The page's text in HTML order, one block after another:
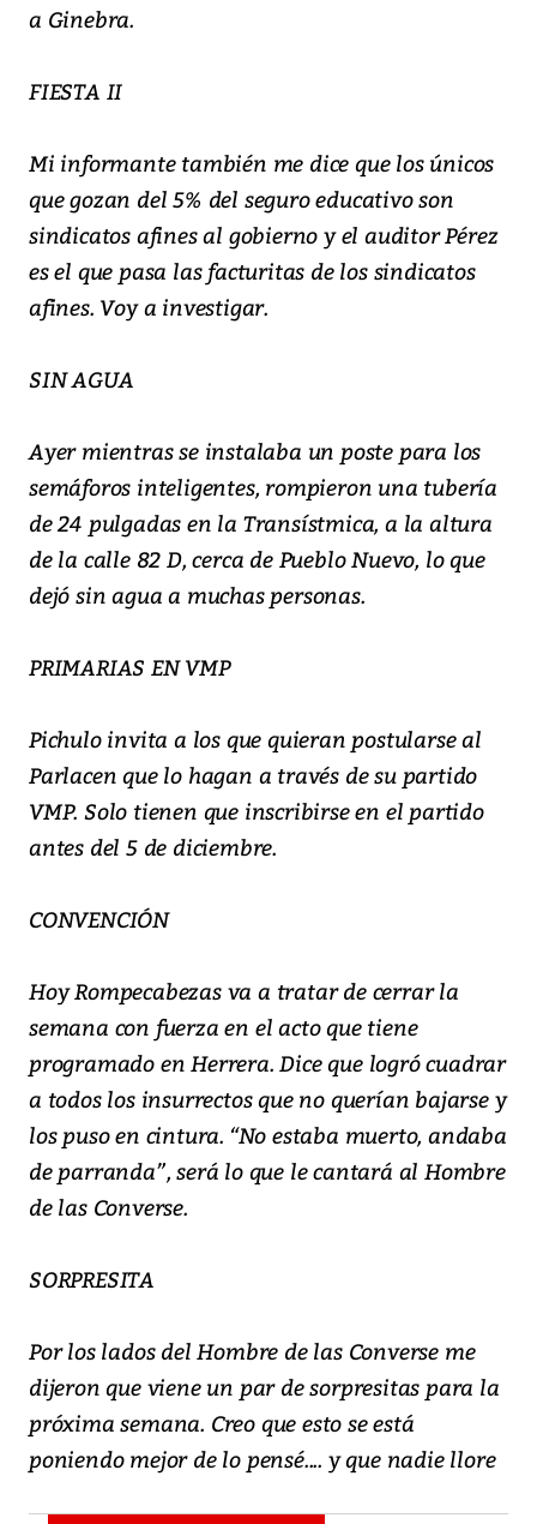
a Ginebra.
FIESTA II
Mi informante también me dice que los únicos
que gozan del 5% del seguro educativo son
sindicatos afines al gobierno y el auditor Pérez
es el que pasa las facturitas de los sindicatos
afines. Voy a investigar.
SIN AGUA
Ayer mientras se instalaba un poste para los
semáforos inteligentes, rompieron una tubería
de 24 pulgadas en la Transístmica, a la altura
de la calle 82 D, cerca de Pueblo Nuevo, lo que
dejó sin agua a muchas personas.
PRIMARIAS EN VMP
Pichulo invita a los que quieran postularse al
Parlacen que lo hagan a través de su partido
VMP. Solo tienen que inscribirse en el partido
antes del 5 de diciembre.
CONVENCIÓN
Hoy Rompecabezas va a tratar de cerrar la
semana con fuerza en el acto que tiene
programado en Herrera. Dice que logró cuadrar
a todos los insurrectos que no querían bajarse y
los puso en cintura. “No estaba muerto, andaba
de parranda”, será lo que le cantará al Hombre
de las Converse.
SORPRESITA
Por los lados del Hombre de las Converse me
dijeron que viene un par de sorpresitas para la
próxima semana. Creo que esto se está
poniendo mejor de lo pensé.... y que nadie llore